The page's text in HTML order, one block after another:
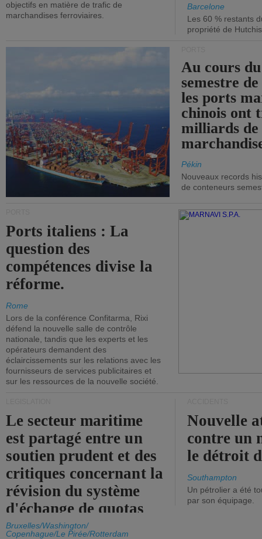
objectifs en matière de trafic de
marchandises ferroviaires.
Barcelone
Les 60 % restants
propriété de
Au cours
semestre
les ports
chinois ont
milliards de
Pékin
Nouveaux records
de conteneurs
Ports italiens : La
question des
compétences divise la
réforme.
Rome
Lors de la conférence Confitarma, Rixi
défend la nouvelle salle de contrôle
nationale, tandis que les experts et les
opérateurs demandent des
éclaircissements sur les relations avec les
fournisseurs de services publicitaires et
sur les ressources de la nouvelle société.
Le secteur maritime
est partagé entre un
soutien prudent et des
critiques concernant la
révision du système
d'échange de quotas
d'émission de l'UE.
Bruxelles/Washington/
Copenhague/Le Pirée/Rotterdam
Nouvelle
contre un
le détroit
Southampton
Un pétrolier a été
par son équipage.